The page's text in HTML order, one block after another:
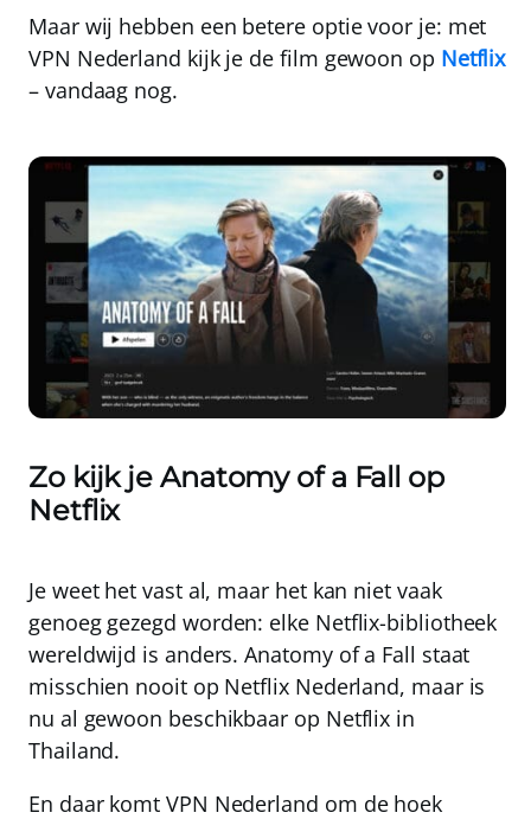
Maar wij hebben een betere optie voor je: met
VPN Nederland kijk je de film gewoon op Netflix
– vandaag nog.
Zo kijk je Anatomy of a Fall op
Netflix
Je weet het vast al, maar het kan niet vaak
genoeg gezegd worden: elke Netflix-bibliotheek
wereldwijd is anders. Anatomy of a Fall staat
misschien nooit op Netflix Nederland, maar is
nu al gewoon beschikbaar op Netflix in
Thailand.
En daar komt VPN Nederland om de hoek